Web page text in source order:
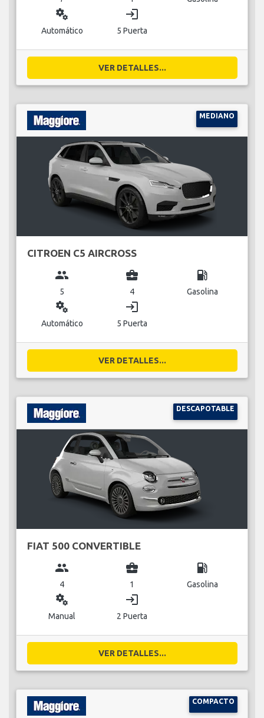
miscellaneous_services
Automático
login
5 Puerta
VER DETALLES...
MEDIANO
CITROEN C5 AIRCROSS
group
5
business_center
4
local_gas_station
Gasolina
miscellaneous_services
Automático
login
5 Puerta
VER DETALLES...
DESCAPOTABLE
FIAT 500 CONVERTIBLE
group
4
business_center
1
local_gas_station
Gasolina
miscellaneous_services
Manual
login
2 Puerta
VER DETALLES...
COMPACTO